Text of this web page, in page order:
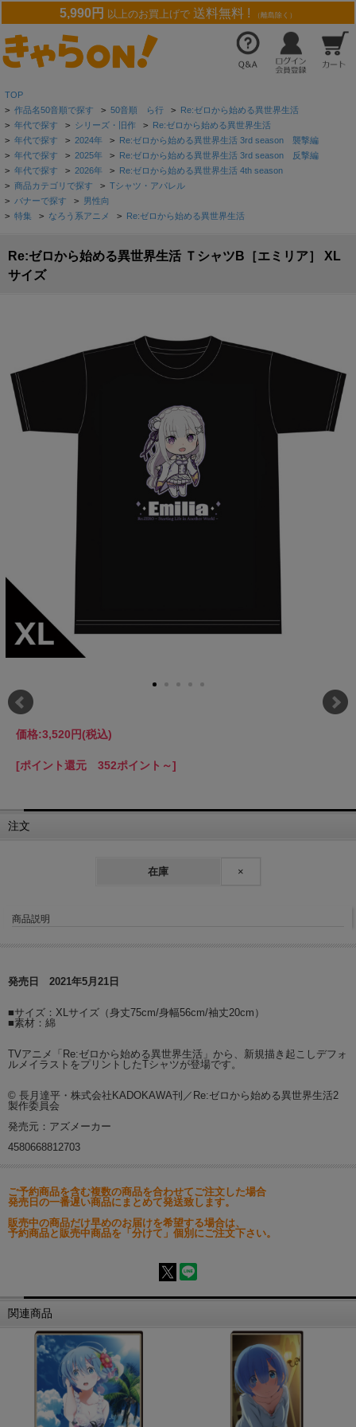
5,990円 以上のお買上げで 送料無料 ! （離島除く）
TOP
> 作品名50音順で探す > 50音順 ら行 > Re:ゼロから始める異世界生活
> 年代で探す > シリーズ・旧作 > Re:ゼロから始める異世界生活
> 年代で探す > 2024年 > Re:ゼロから始める異世界生活 3rd season 襲撃編
> 年代で探す > 2025年 > Re:ゼロから始める異世界生活 3rd season 反撃編
> 年代で探す > 2026年 > Re:ゼロから始める異世界生活 4th season
> 商品カテゴリで探す > Tシャツ・アパレル
> バナーで探す > 男性向
> 特集 > なろう系アニメ > Re:ゼロから始める異世界生活
Re:ゼロから始める異世界生活 ＴシャツB［エミリア］ XL
サイズ
価格:3,520円(税込)
[ポイント還元 352ポイント～]
注文
在庫 ×
商品説明
発売日 2021年5月21日
■サイズ：XLサイズ（身丈75cm/身幅56cm/袖丈20cm）
■素材：綿
TVアニメ「Re:ゼロから始める異世界生活」から、新規描き起こしデフォ
ルメイラストをプリントしたTシャツが登場です。
© 長月達平・株式会社KADOKAWA刊／Re:ゼロから始める異世界生活2
製作委員会
発売元：アズメーカー
4580668812703
ご予約商品を含む複数の商品を合わせてご注文した場合
発売日の一番遅い商品にまとめて発送致します。
販売中の商品だけ早めのお届けを希望する場合は、
予約商品と販売中商品を「分けて」個別にご注文下さい。
関連商品